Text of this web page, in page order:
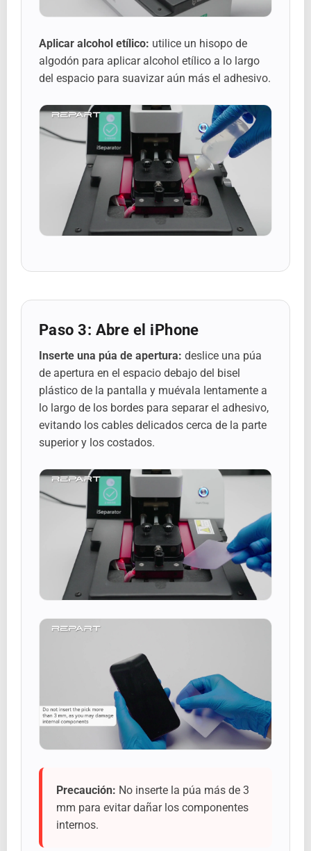
Aplicar alcohol etílico: utilice un hisopo de
algodón para aplicar alcohol etílico a lo largo
del espacio para suavizar aún más el adhesivo.
Paso 3: Abre el iPhone
Inserte una púa de apertura: deslice una púa
de apertura en el espacio debajo del bisel
plástico de la pantalla y muévala lentamente a
lo largo de los bordes para separar el adhesivo,
evitando los cables delicados cerca de la parte
superior y los costados.
Precaución: No inserte la púa más de 3
mm para evitar dañar los componentes
internos.